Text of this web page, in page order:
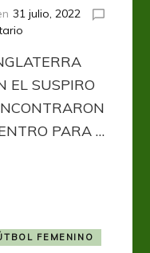
31 julio, 2022
lo
ganó
el
ocaso
EL SUSPIRO
PARA …
FEMENINO